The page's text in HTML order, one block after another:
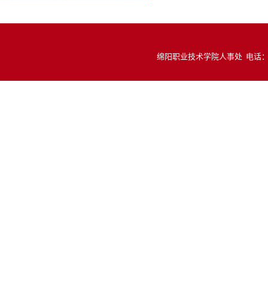
绵阳职业技术学院人事处 电话